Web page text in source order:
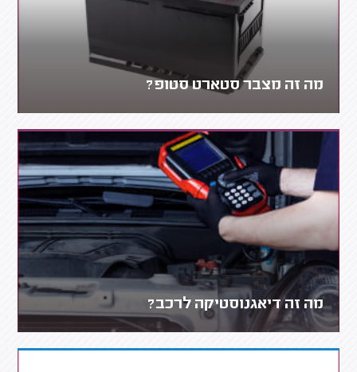
מה זה מצבר סטארט סטופ?
מה זה דיאגנוסטיקה לרכב?